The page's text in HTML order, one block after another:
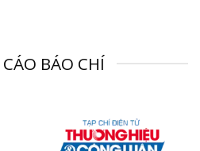
BÁO CHÍ